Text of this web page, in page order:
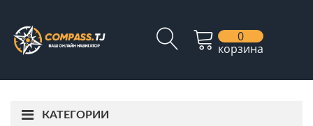
0
корзина
КАТЕГОРИИ